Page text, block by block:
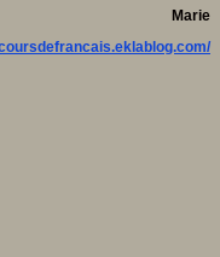
Marie